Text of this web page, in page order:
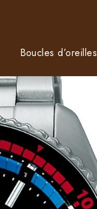
Boucles d’oreilles